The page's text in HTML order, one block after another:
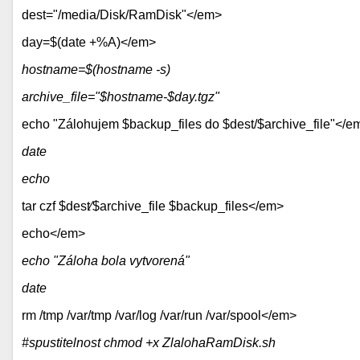
dest="/media/Disk/RamDisk"</em>
day=$(date +%A)</em>
hostname=$(hostname -s)
archive_file="$hostname-$day.tgz"
echo "Zálohujem $backup_files do $dest/$archive_file"</
date
echo
tar czf $dest⁄$archive_file $backup_files</em>
echo</em>
echo "Záloha bola vytvorená"
date
rm /tmp /var/tmp /var/log /var/run /var/spool</em>
#spustitelnost chmod +x ZlalohaRamDisk.sh